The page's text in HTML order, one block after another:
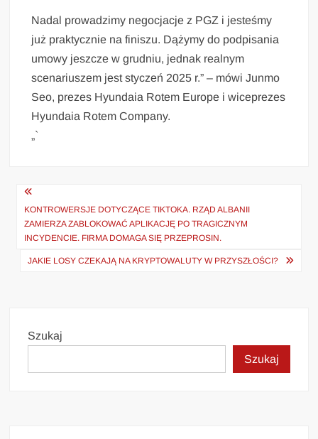
Nadal prowadzimy negocjacje z PGZ i jesteśmy
już praktycznie na finiszu. Dążymy do podpisania
umowy jeszcze w grudniu, jednak realnym
scenariuszem jest styczeń 2025 r.” – mówi Junmo
Seo, prezes Hyundaia Rotem Europe i wiceprezes
Hyundaia Rotem Company.
„`
Nawigacja
wpisu
KONTROWERSJE DOTYCZĄCE TIKTOKA. RZĄD ALBANII
ZAMIERZA ZABLOKOWAĆ APLIKACJĘ PO TRAGICZNYM
INCYDENCIE. FIRMA DOMAGA SIĘ PRZEPROSIN.
JAKIE LOSY CZEKAJĄ NA KRYPTOWALUTY W PRZYSZŁOŚCI?
Szukaj
Szukaj